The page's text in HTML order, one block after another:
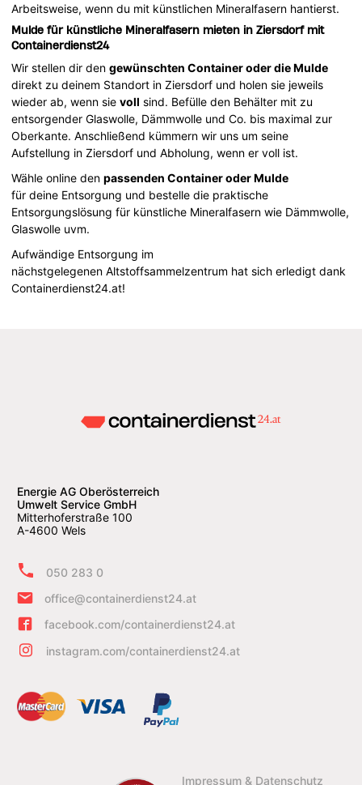
Arbeitsweise, wenn du mit künstlichen Mineralfasern hantierst.
Mulde für künstliche Mineralfasern mieten in Ziersdorf mit
Containerdienst24
Wir stellen dir dengewünschten Container oder die Mulde
direkt zu deinem Standort in Ziersdorf und holen sie jeweils
wieder ab, wenn sievoll sind. Befülle den Behälter mit zu
entsorgender Glaswolle, Dämmwolle und Co. bis maximal zur
Oberkante. Anschließend kümmern wir uns um seine
Aufstellung in Ziersdorf und Abholung, wenn er voll ist.
Wähle online denpassenden Container oder Mulde
für deine Entsorgung und bestelle die praktische
Entsorgungslösung für künstliche Mineralfasern wie Dämmwolle,
Glaswolle uvm.
Aufwändige Entsorgung im
nächstgelegenen Altstoffsammelzentrum hat sich erledigt dank
Containerdienst24.at!
Energie AG Oberösterreich
Umwelt Service GmbH
Mitterhoferstraße 100
A-4600 Wels
050 283 0
office@containerdienst24.at
facebook.com/containerdienst24.at
instagram.com/containerdienst24.at
Impressum & Datenschutz